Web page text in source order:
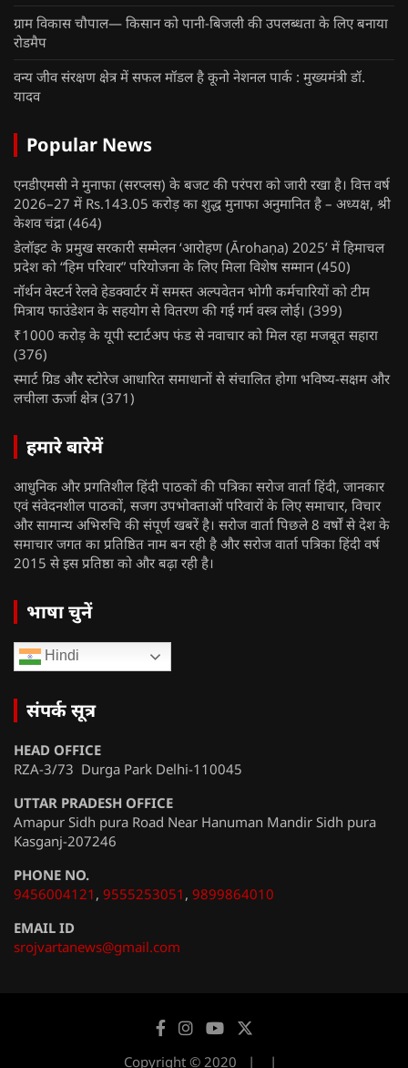
ग्राम विकास चौपाल— किसान को पानी-बिजली की उपलब्धता के लिए बनाया
रोडमैप
वन्य जीव संरक्षण क्षेत्र में सफल मॉडल है कूनो नेशनल पार्क : मुख्यमंत्री डॉ.
यादव
Popular News
एनडीएमसी ने मुनाफा (सरप्लस) के बजट की परंपरा को जारी रखा है। वित्त वर्ष
2026–27 में Rs.143.05 करोड़ का शुद्ध मुनाफा अनुमानित है – अध्यक्ष, श्री
केशव चंद्रा (464)
डेलॉइट के प्रमुख सरकारी सम्मेलन ‘आरोहण (Ārohaṇa) 2025’ में हिमाचल
प्रदेश को “हिम परिवार” परियोजना के लिए मिला विशेष सम्मान (450)
नॉर्थन वेस्टर्न रेलवे हेडक्वार्टर में समस्त अल्पवेतन भोगी कर्मचारियों को टीम
मित्राय फाउंडेशन के सहयोग से वितरण की गई गर्म वस्त्र लोई। (399)
₹1000 करोड़ के यूपी स्टार्टअप फंड से नवाचार को मिल रहा मजबूत सहारा
(376)
स्मार्ट ग्रिड और स्टोरेज आधारित समाधानों से संचालित होगा भविष्य-सक्षम और
लचीला ऊर्जा क्षेत्र (371)
हमारे बारेमें
आधुनिक और प्रगतिशील हिंदी पाठकों की पत्रिका सरोज वार्ता हिंदी, जानकार
एवं संवेदनशील पाठकों, सजग उपभोक्ताओं परिवारों के लिए समाचार, विचार
और सामान्य अभिरुचि की संपूर्ण खबरें है। सरोज वार्ता पिछले 8 वर्षों से देश के
समाचार जगत का प्रतिष्ठित नाम बन रही है और सरोज वार्ता पत्रिका हिंदी वर्ष
2015 से इस प्रतिष्ठा को और बढ़ा रही है।
भाषा चुनें
Hindi
संपर्क सूत्र
HEAD OFFICE
RZA-3/73 Durga Park Delhi-110045
UTTAR PRADESH OFFICE
Amapur Sidh pura Road Near Hanuman Mandir Sidh pura
Kasganj-207246
PHONE NO.
9456004121 , 9555253051 , 9899864010
EMAIL ID
srojvartanews@gmail.com
Copyright © 2020